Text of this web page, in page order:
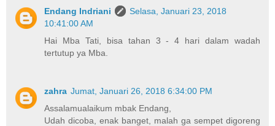
Endang Indriani
Selasa, Januari 23, 2018
10:41:00 AM
Hai Mba Tati, bisa tahan 3 - 4 hari dalam wadah
tertutup ya Mba.
zahra Jumat, Januari 26, 2018 6:34:00 PM
Assalamualaikum mbak Endang,
Udah dicoba, enak banget, malah ga sempet digoreng